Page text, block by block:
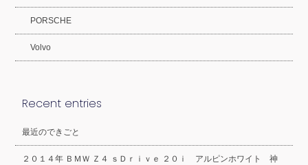
PORSCHE
Volvo
Recent entries
最近のできごと
２０１４年 ＢＭＷ Ｚ４ ｓＤｒｉｖｅ ２０ｉ アルピンホワイト 神